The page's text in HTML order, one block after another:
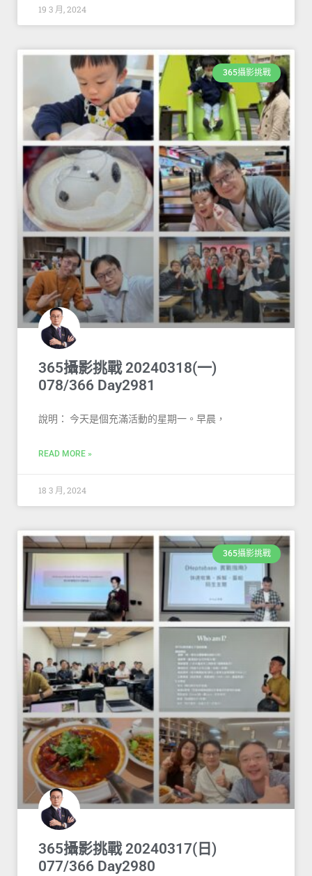
19 3 月, 2024
365攝影挑戰
365攝影挑戰 20240318(一)
078/366 Day2981
說明： 今天是個充滿活動的星期一。早晨，
READ MORE »
18 3 月, 2024
365攝影挑戰
365攝影挑戰 20240317(日)
077/366 Day2980